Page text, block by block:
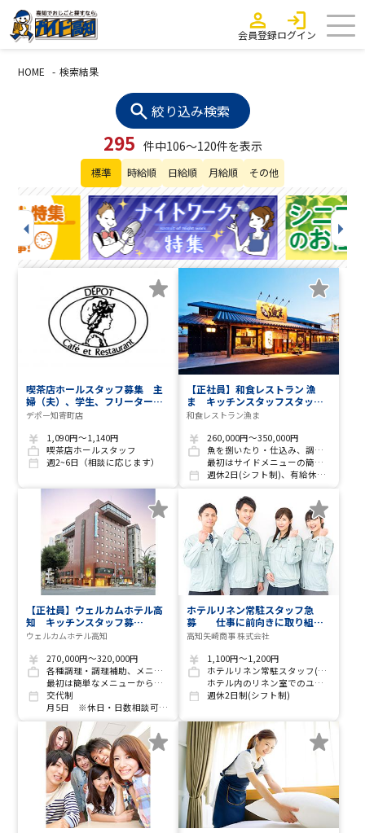
会員登録ログイン
HOME 検索結果
絞り込み検索
295 件中106～120件を表示
標準 時給順 日給順 月給順 その他
喫茶店ホールスタッフ募集 主
婦（夫）、学生、フリーター、
未経験者も大歓迎!! 土･日･祝の
デポー知寄町店
1,090円～1,140円
喫茶店ホールスタッフ
週2~6日（相談に応じます）
【正社員】和食レストラン 漁
ま キッチンスタッフスタッフ
募集 研修体制充実！未経
和食レストラン漁ま
260,000円～350,000円
魚を捌いたり・仕込み、調理・調理補助等
最初はサイドメニューの簡単な事からスタートして徐々に魚を捌いたりをお任せしていきます
週休2日(シフト制)、有給休暇あり(法定通り)
【正社員】ウェルカムホテル高
知 キッチンスタッフ募
集 研修体制充実！未経験
ウェルカムホテル高知
270,000円～320,000円
各種調理・調理補助、メニューの開発等
最初は簡単なメニューからお任せしていきます
交代制
月5日 ※休日・日数相談可(週休2日可能)
ホテルリネン常駐スタッフ急
募 仕事に前向きに取り組め
る方なら経験・国籍不問
高知矢崎商事 株式会社
1,100円～1,200円
ホテルリネン常駐スタッフ(勤務地/ザ クラウンパレス高知)
ホテル内のリネン室でのユニフォーム・制服・白衣等の仕分け、お渡し、伝票整理など
週休2日制(シフト制)